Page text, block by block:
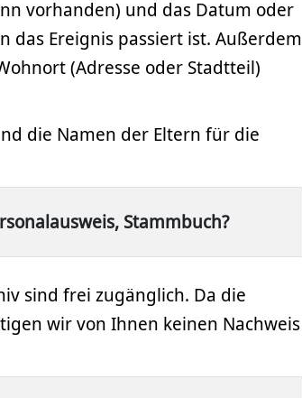
vorhanden) und das Datum oder
das Ereignis passiert ist. Außerdem
(Adresse oder Stadtteil)
die Namen der Eltern für die
Stammbuch?
sind frei zugänglich. Da die
wir von Ihnen keinen Nachweis